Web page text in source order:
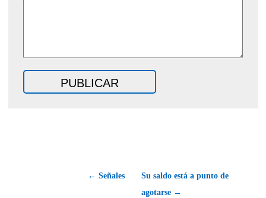
← Señales
Su saldo está a punto de
agotarse →